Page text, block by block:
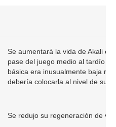
Se aumentará la vida de Akali
pase del juego medio al tardío
básica era inusualmente baja
debería colocarla al nivel de sus
Se redujo su regeneración de